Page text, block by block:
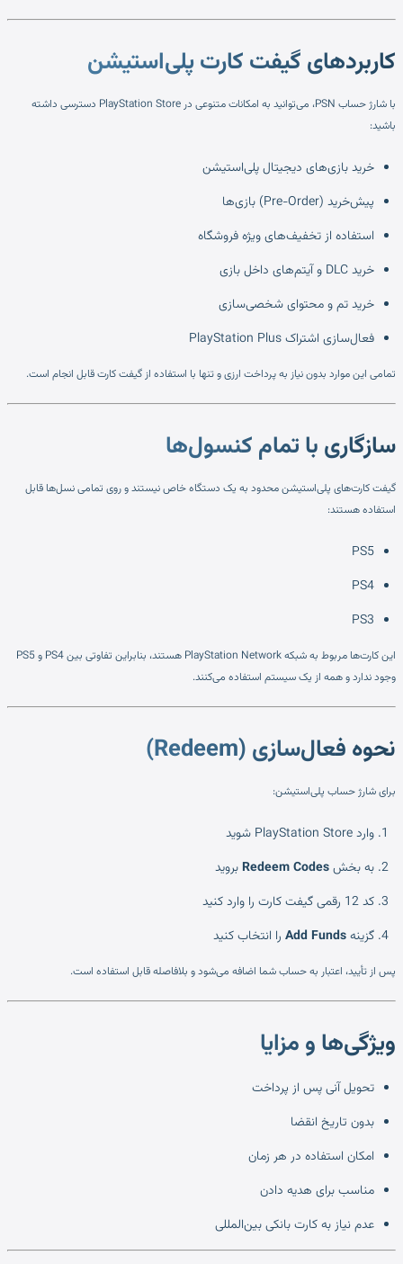
کاربردهای گیفت کارت پلی‌استیشن
با شارژ حساب PSN، می‌توانید به امکانات متنوعی در PlayStation Store دسترسی داشته
باشید:
خرید بازی‌های دیجیتال پلی‌استیشن
پیش‌خرید (Pre-Order) بازی‌ها
استفاده از تخفیف‌های ویژه فروشگاه
خرید DLC و آیتم‌های داخل بازی
خرید تم و محتوای شخصی‌سازی
فعال‌سازی اشتراک PlayStation Plus
تمامی این موارد بدون نیاز به پرداخت ارزی و تنها با استفاده از گیفت کارت قابل انجام است.
سازگاری با تمام کنسول‌ها
گیفت کارت‌های پلی‌استیشن محدود به یک دستگاه خاص نیستند و روی تمامی نسل‌ها قابل
استفاده هستند:
PS5
PS4
PS3
این کارت‌ها مربوط به شبکه PlayStation Network هستند، بنابراین تفاوتی بین PS4 و PS5
وجود ندارد و همه از یک سیستم استفاده می‌کنند.
نحوه فعال‌سازی (Redeem)
برای شارژ حساب پلی‌استیشن:
وارد PlayStation Store شوید
به بخشRedeem Codesبروید
کد 12 رقمی گیفت کارت را وارد کنید
گزینهAdd Funds را انتخاب کنید
پس از تأیید، اعتبار به حساب شما اضافه می‌شود و بلافاصله قابل استفاده است.
ویژگی‌ها و مزایا
تحویل آنی پس از پرداخت
بدون تاریخ انقضا
امکان استفاده در هر زمان
مناسب برای هدیه دادن
عدم نیاز به کارت بانکی بین‌المللی